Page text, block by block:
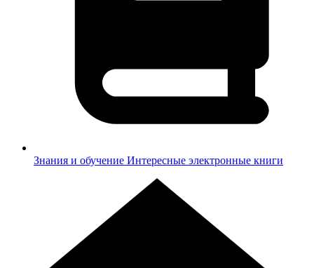
Знания и обучение Интересные электронные книги